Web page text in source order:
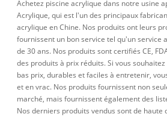
Achetez piscine acrylique dans notre usine
Acrylique, qui est l'un des principaux
acrylique en Chine. Nos produits ont leurs
fournissent un bon service tel qu'un service
de 30 ans. Nos produits sont certifiés CE,
des produits à prix réduits. Si vous
bas prix, durables et faciles à entretenir,
et en vrac. Nos produits fournissent non
marché, mais fournissent également des
Nos derniers produits vendus sont de haute